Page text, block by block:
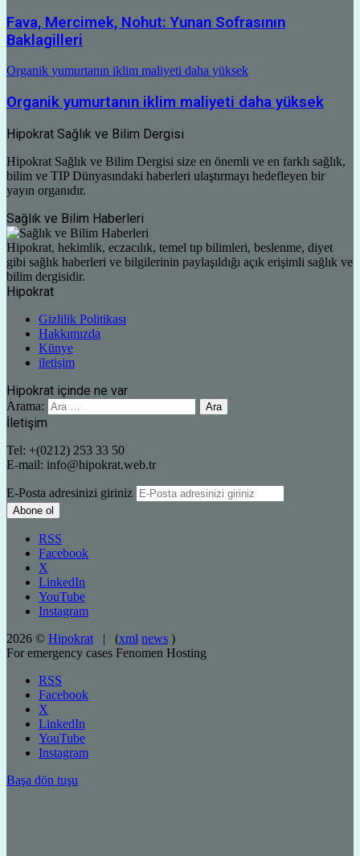
Fava, Mercimek, Nohut: Yunan Sofrasının
Baklagilleri
Organik yumurtanın iklim maliyeti daha yüksek
Organik yumurtanın iklim maliyeti daha yüksek
Hipokrat Sağlık ve Bilim Dergisi
Hipokrat Sağlık ve Bilim Dergisi size en önemli ve en farklı sağlık,
bilim ve TIP Dünyasındaki haberleri ulaştırmayı hedefleyen bir
yayın organıdır.
Sağlık ve Bilim Haberleri
Hipokrat, hekimlik, eczacılık, temel tıp bilimleri, beslenme, diyet
gibi sağlık haberleri ve bilgilerinin paylaşıldığı açık erişimli sağlık ve
bilim dergisidir.
Hipokrat
Gizlilik Politikası
Hakkımızda
Künye
iletişim
Hipokrat içinde ne var
Arama:
İletişim
Tel: +(0212) 253 33 50
E-mail: info@hipokrat.web.tr
E-Posta adresinizi giriniz
RSS
Facebook
X
LinkedIn
YouTube
Instagram
2026 © Hipokrat | (xml news )
For emergency cases Fenomen Hosting
RSS
Facebook
X
LinkedIn
YouTube
Instagram
Başa dön tuşu